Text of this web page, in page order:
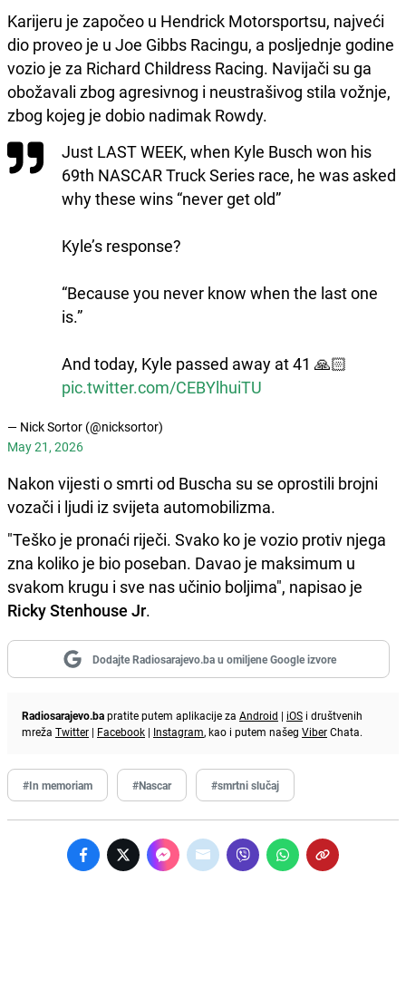
Karijeru je započeo u Hendrick Motorsportsu, najveći
dio proveo je u Joe Gibbs Racingu, a posljednje godine
vozio je za Richard Childress Racing. Navijači su ga
obožavali zbog agresivnog i neustrašivog stila vožnje,
zbog kojeg je dobio nadimak Rowdy.
Just LAST WEEK, when Kyle Busch won his
69th NASCAR Truck Series race, he was asked
why these wins “never get old”
Kyle’s response?
“Because you never know when the last one
is.”
And today, Kyle passed away at 41 🙏🏻
pic.twitter.com/CEBYlhuiTU
— Nick Sortor (@nicksortor)
May 21, 2026
Nakon vijesti o smrti od Buscha su se oprostili brojni
vozači i ljudi iz svijeta automobilizma.
"Teško je pronaći riječi. Svako ko je vozio protiv njega
zna koliko je bio poseban. Davao je maksimum u
svakom krugu i sve nas učinio boljima", napisao je
Ricky Stenhouse Jr.
Dodajte Radiosarajevo.ba u omiljene Google izvore
Radiosarajevo.bapratite putem aplikacije za Android | iOS i društvenih
mreža Twitter | Facebook | Instagram, kao i putem našeg ViberChata.
#In memoriam #Nascar #smrtni slučaj